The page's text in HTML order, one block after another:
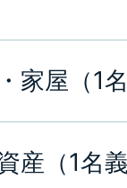
家屋（1
産（1名